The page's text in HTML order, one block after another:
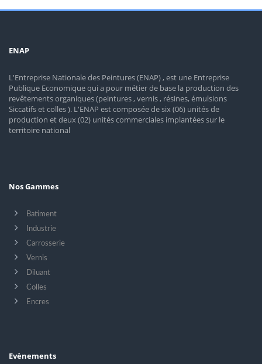
ENAP
L'Entreprise Nationale des Peintures (ENAP) , est une Entreprise
Publique Economique qui a pour métier de base la production des
revêtements organiques (peintures , vernis , résines, émulsions
Siccatifs et colles ). L'ENAP est composée de six (06) unités de
production et deux (02) unités commerciales implantées sur le
territoire national
Nos Gammes
Batiment
Industrie
Carrosserie
Vernis
Diluant
Colles
Encres
Evènements